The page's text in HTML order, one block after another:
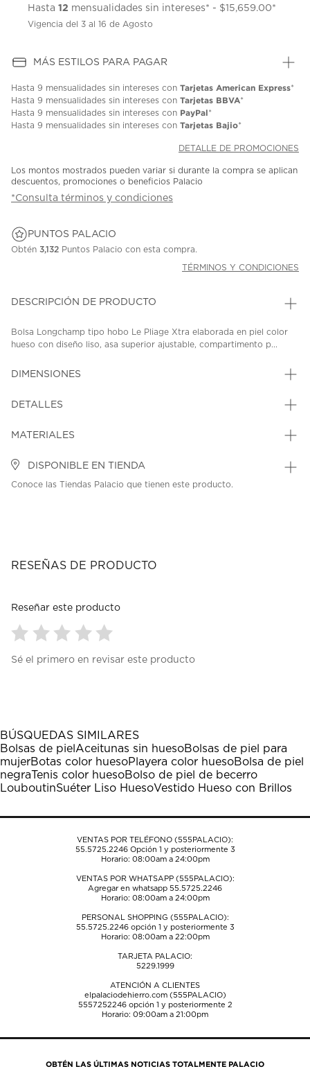
Hasta 12 mensualidades sin intereses* - $15,659.00*
Vigencia del 3 al 16 de Agosto
MÁS ESTILOS PARA PAGAR
Hasta 9 mensualidades sin intereses con Tarjetas American Express*
Hasta 9 mensualidades sin intereses con Tarjetas BBVA*
Hasta 9 mensualidades sin intereses con PayPal*
Hasta 9 mensualidades sin intereses con Tarjetas Bajio*
DETALLE DE PROMOCIONES
Los montos mostrados pueden variar si durante la compra se aplican
descuentos, promociones o beneficios Palacio
*Consulta términos y condiciones
PUNTOS PALACIO
Obtén 3,132 Puntos Palacio con esta compra.
TÉRMINOS Y CONDICIONES
DESCRIPCIÓN DE PRODUCTO
Bolsa Longchamp tipo hobo Le Pliage Xtra elaborada en piel color
hueso con diseño liso, asa superior ajustable, compartimento p...
DIMENSIONES
DETALLES
MATERIALES
DISPONIBLE EN TIENDA
Conoce las Tiendas Palacio que tienen este producto.
RESEÑAS DE PRODUCTO
Reseñar este producto
para
1
estrella
Esta
acción
abrirá
el
de
para
estrellas.
Esta
acción
abrirá
el
de
para
estrellas.
Esta
acción
abrirá
el
de
para
estrellas.
Esta
acción
abrirá
el
de
para
estrellas.
Esta
acción
abrirá
el
de
Sé el primero en revisar este producto
BÚSQUEDAS SIMILARES
Bolsas de piel Aceitunas sin huesoBolsas de piel para
mujerBotas color huesoPlayera color huesoBolsa de piel
negraTenis color huesoBolso de piel de becerro
LouboutinSuéter Liso HuesoVestido Hueso con Brillos
VENTAS POR TELÉFONO (555PALACIO):
55.5725.2246Opción 1 y posteriormente 3
Horario: 08:00am a 24:00pm
VENTAS POR WHATSAPP (555PALACIO):
Agregar en whatsapp 55.5725.2246
Horario: 08:00am a 24:00pm
PERSONAL SHOPPING (555PALACIO):
55.5725.2246opción 1 y posteriormente 3
Horario: 08:00am a 22:00pm
TARJETA PALACIO:
5229.1999
ATENCIÓN A CLIENTES
elpalaciodehierro.com (555PALACIO)
5557252246opción 1 y posteriormente 2
Horario: 09:00am a 21:00pm
OBTÉN LAS ÚLTIMAS NOTICIAS TOTALMENTE PALACIO